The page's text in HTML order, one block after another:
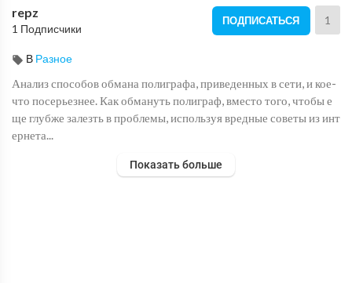
repz
1 Подписчики
ПОДПИСАТЬСЯ 1
В Разное
Анализ способов обмана полиграфа, приведенных в сети, и кое-
что посерьезнее. Как обмануть полиграф, вместо того, чтобы е
ще глубже залезть в проблемы, используя вредные советы из инт
ернета...
Показать больше